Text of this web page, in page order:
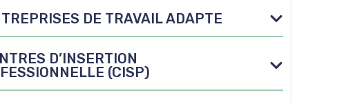
DE TRAVAIL ADAPTE
D’INSERTION
(CISP)